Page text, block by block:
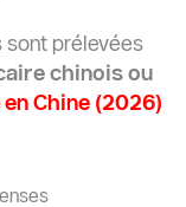
sont prélevées
chinois ou
Chine (2026)